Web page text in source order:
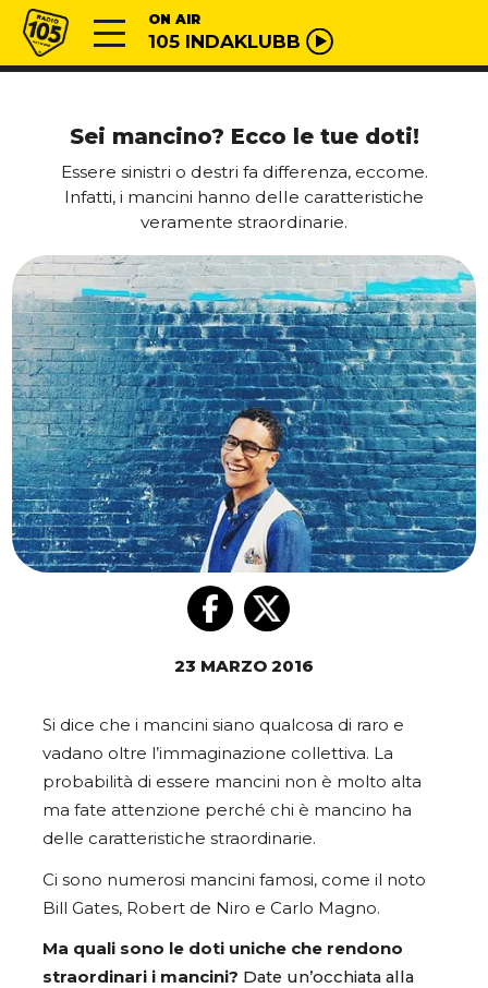
Vai al contenuto
Radio 105 ON AIR
105 INDAKLUBB
Sei mancino? Ecco le tue doti!
Essere sinistri o destri fa differenza, eccome.
Infatti, i mancini hanno delle caratteristiche
veramente straordinarie.
23 MARZO 2016
Si dice che i mancini siano qualcosa di raro e
vadano oltre l’immaginazione collettiva. La
probabilità di essere mancini non è molto alta
ma fate attenzione perché chi è mancino ha
delle caratteristiche straordinarie.
Ci sono numerosi mancini famosi, come il noto
Bill Gates, Robert de Niro e Carlo Magno.
Ma quali sono le doti uniche che rendono
straordinari i mancini? Date un’occhiata alla